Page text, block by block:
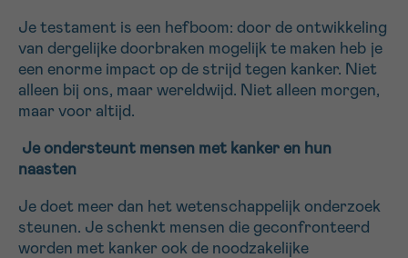
Je testament is een hefboom: door de ontwikkeling
van dergelijke doorbraken mogelijk te maken heb je
een enorme impact op de strijd tegen kanker. Niet
alleen bij ons, maar wereldwijd. Niet alleen morgen,
maar voor altijd.
Je ondersteunt mensen met kanker en hun
naasten
Je doet meer dan het wetenschappelijk onderzoek
steunen. Je schenkt mensen die geconfronteerd
worden met kanker ook de noodzakelijke